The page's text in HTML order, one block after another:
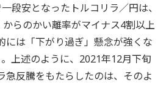
段安となったトルコリラ／円は、
らのかい離率がマイナス4割以上
には「下がり過ぎ」懸念が強くな
上述のように、2021年12月下旬
急反騰をもたらしたのは、そのよ